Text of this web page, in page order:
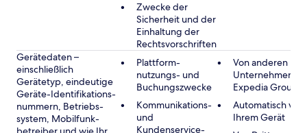
Zwecke der
Sicherheit und der
Einhaltung der
Rechtsvorschriften
Gerätedaten –
einschließlich
Gerätetyp, eindeutige
Geräte-Identifikations-
nummern, Betriebs-
system, Mobilfunk-
Plattform-
nutzungs- und
Buchungszwecke
Kommunikations-
und
Kundenservice-
Von anderen
Unternehmen
Expedia Group
Automatisch von
Ihrem Gerät